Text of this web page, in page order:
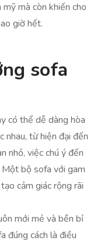
mà còn khiến cho
giờ hết.
sofa
có thể dễ dàng hòa
nhau, từ hiện đại đến
nhỏ, việc chú ý đến
bộ sofa với gam
cảm giác rộng rãi
mới mẻ và bền bỉ
đúng cách là điều